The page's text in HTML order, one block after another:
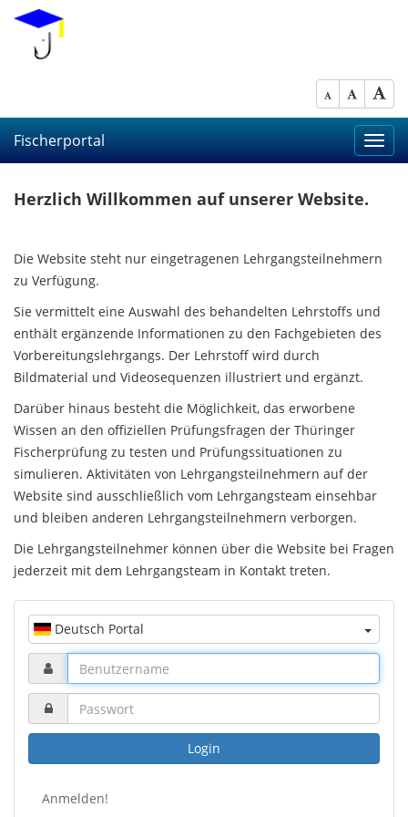
Fischerportal
Herzlich Willkommen auf unserer Website.
Die Website steht nur eingetragenen Lehrgangsteilnehmern
zu Verfügung.
Sie vermittelt eine Auswahl des behandelten Lehrstoffs und
enthält ergänzende Informationen zu den Fachgebieten des
Vorbereitungslehrgangs. Der Lehrstoff wird durch
Bildmaterial und Videosequenzen illustriert und ergänzt.
Darüber hinaus besteht die Möglichkeit, das erworbene
Wissen an den offiziellen Prüfungsfragen der Thüringer
Fischerprüfung zu testen und Prüfungssituationen zu
simulieren. Aktivitäten von Lehrgangsteilnehmern auf der
Website sind ausschließlich vom Lehrgangsteam einsehbar
und bleiben anderen Lehrgangsteilnehmern verborgen.
Die Lehrgangsteilnehmer können über die Website bei Fragen
jederzeit mit dem Lehrgangsteam in Kontakt treten.
Deutsch Portal
Login
Anmelden!